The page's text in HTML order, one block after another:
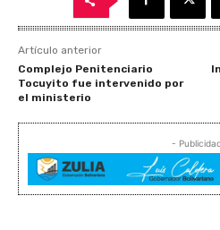
Artículo anterior
Complejo Penitenciario
Tocuyito fue intervenido por
el ministerio
-